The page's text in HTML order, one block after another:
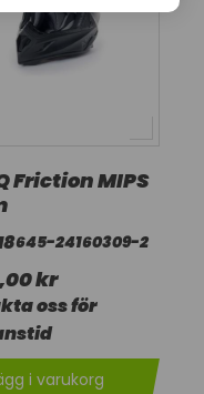
Friction MIPS
645-24160309-2
kr
oss för
i varukorg